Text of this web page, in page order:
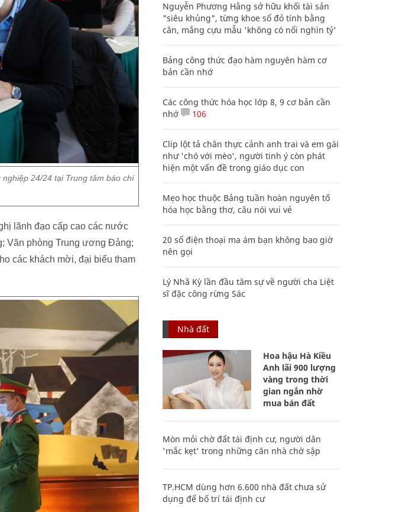
24/24 tại Trung tâm báo chí
lãnh đạo cấp cao các nước
Văn phòng Trung ương Đảng;
các khách mời, đại biểu tham
Nguyễn Phương Hằng sở hữu khối tài sản
"siêu khủng", từng khoe sổ đỏ tính bằng
cân, mắng cựu mẫu 'không có nổi nghìn tỷ'
Bảng công thức đạo hàm nguyên hàm cơ
bản cần nhớ
Các công thức hóa học lớp 8, 9 cơ bản cần
nhớ
106
Clip lột tả chân thực cảnh anh trai và em gái
như 'chó với mèo', người tinh ý còn phát
hiện một vấn đề trong giáo dục con
Mẹo học thuộc Bảng tuần hoàn nguyên tố
hóa học bằng thơ, câu nói vui vẻ
20 số điện thoại ma ám bạn không bao giờ
nên gọi
Lý Nhã Kỳ lần đầu tâm sự về người cha Liệt
sĩ đặc công rừng Sác
Nhà đất
Hoa hậu Hà Kiều
Anh lãi 900 lượng
vàng trong thời
gian ngắn nhờ
mua bán đất
Mòn mỏi chờ đất tái định cư, người dân
'mắc kẹt' trong những căn nhà chờ sập
TP.HCM dùng hơn 6.600 nhà đất chưa sử
dụng để bố trí tái định cư